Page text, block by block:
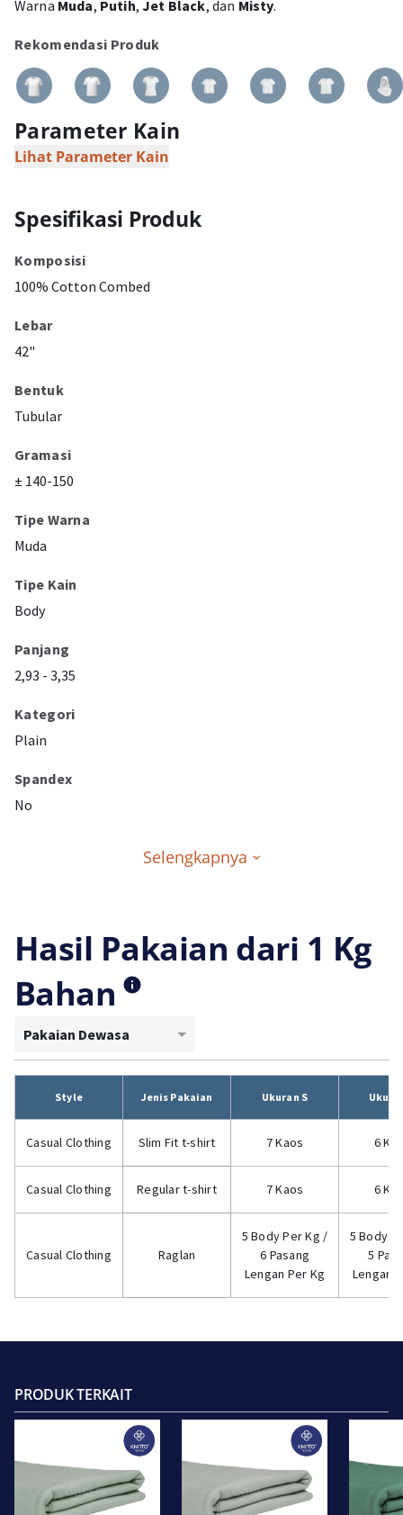
Warna Muda, Putih,Jet Black, dan Misty.
Rekomendasi Produk
Parameter Kain
Lihat Parameter Kain
Spesifikasi Produk
Komposisi
100% Cotton Combed
Lebar
42"
Bentuk
Tubular
Gramasi
± 140-150
Tipe Warna
Muda
Tipe Kain
Body
Panjang
2,93 - 3,35
Kategori
Plain
Spandex
No
Selengkapnya
Hasil Pakaian dari 1 Kg
Bahan
Pakaian Dewasa
Style Jenis Pakaian Ukuran S
Casual Clothing Slim Fit t-shirt 7 Kaos 6
Casual Clothing Regular t-shirt 7 Kaos 6
Casual Clothing Raglan
5 Body Per Kg /
6 Pasang
Lengan Per Kg
5 Body
5
Lengan
PRODUK TERKAIT